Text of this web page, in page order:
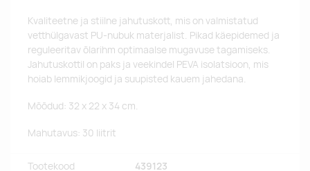
Kvaliteetne ja stiilne jahutuskott, mis on valmistatud
vetthülgavast PU-nubuk materjalist. Pikad käepidemed ja
reguleeritav õlarihm optimaalse mugavuse tagamiseks.
Jahutuskottil on paks ja veekindel PEVA isolatsioon, mis
hoiab lemmikjoogid ja suupisted kauem jahedana.
Mõõdud: 32 x 22 x 34 cm.
Mahutavus: 30 liitrit
Tootekood 439123